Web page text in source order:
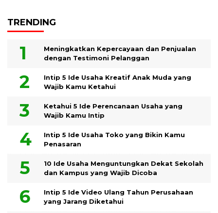
TRENDING
Meningkatkan Kepercayaan dan Penjualan
dengan Testimoni Pelanggan
Intip 5 Ide Usaha Kreatif Anak Muda yang
Wajib Kamu Ketahui
Ketahui 5 Ide Perencanaan Usaha yang
Wajib Kamu Intip
Intip 5 Ide Usaha Toko yang Bikin Kamu
Penasaran
10 Ide Usaha Menguntungkan Dekat Sekolah
dan Kampus yang Wajib Dicoba
Intip 5 Ide Video Ulang Tahun Perusahaan
yang Jarang Diketahui